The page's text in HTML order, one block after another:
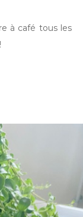
à café tous les